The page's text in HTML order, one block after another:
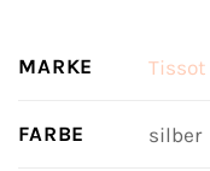
MARKE Tissot
FARBE silber